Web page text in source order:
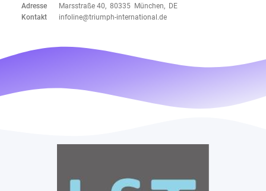
Adresse
Marsstraße 40, 80335 München, DE
Kontakt
infoline@triumph-international.de